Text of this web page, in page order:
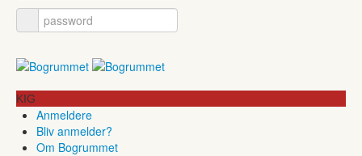
KIG
Anmeldere
Bliv anmelder?
Om Bogrummet